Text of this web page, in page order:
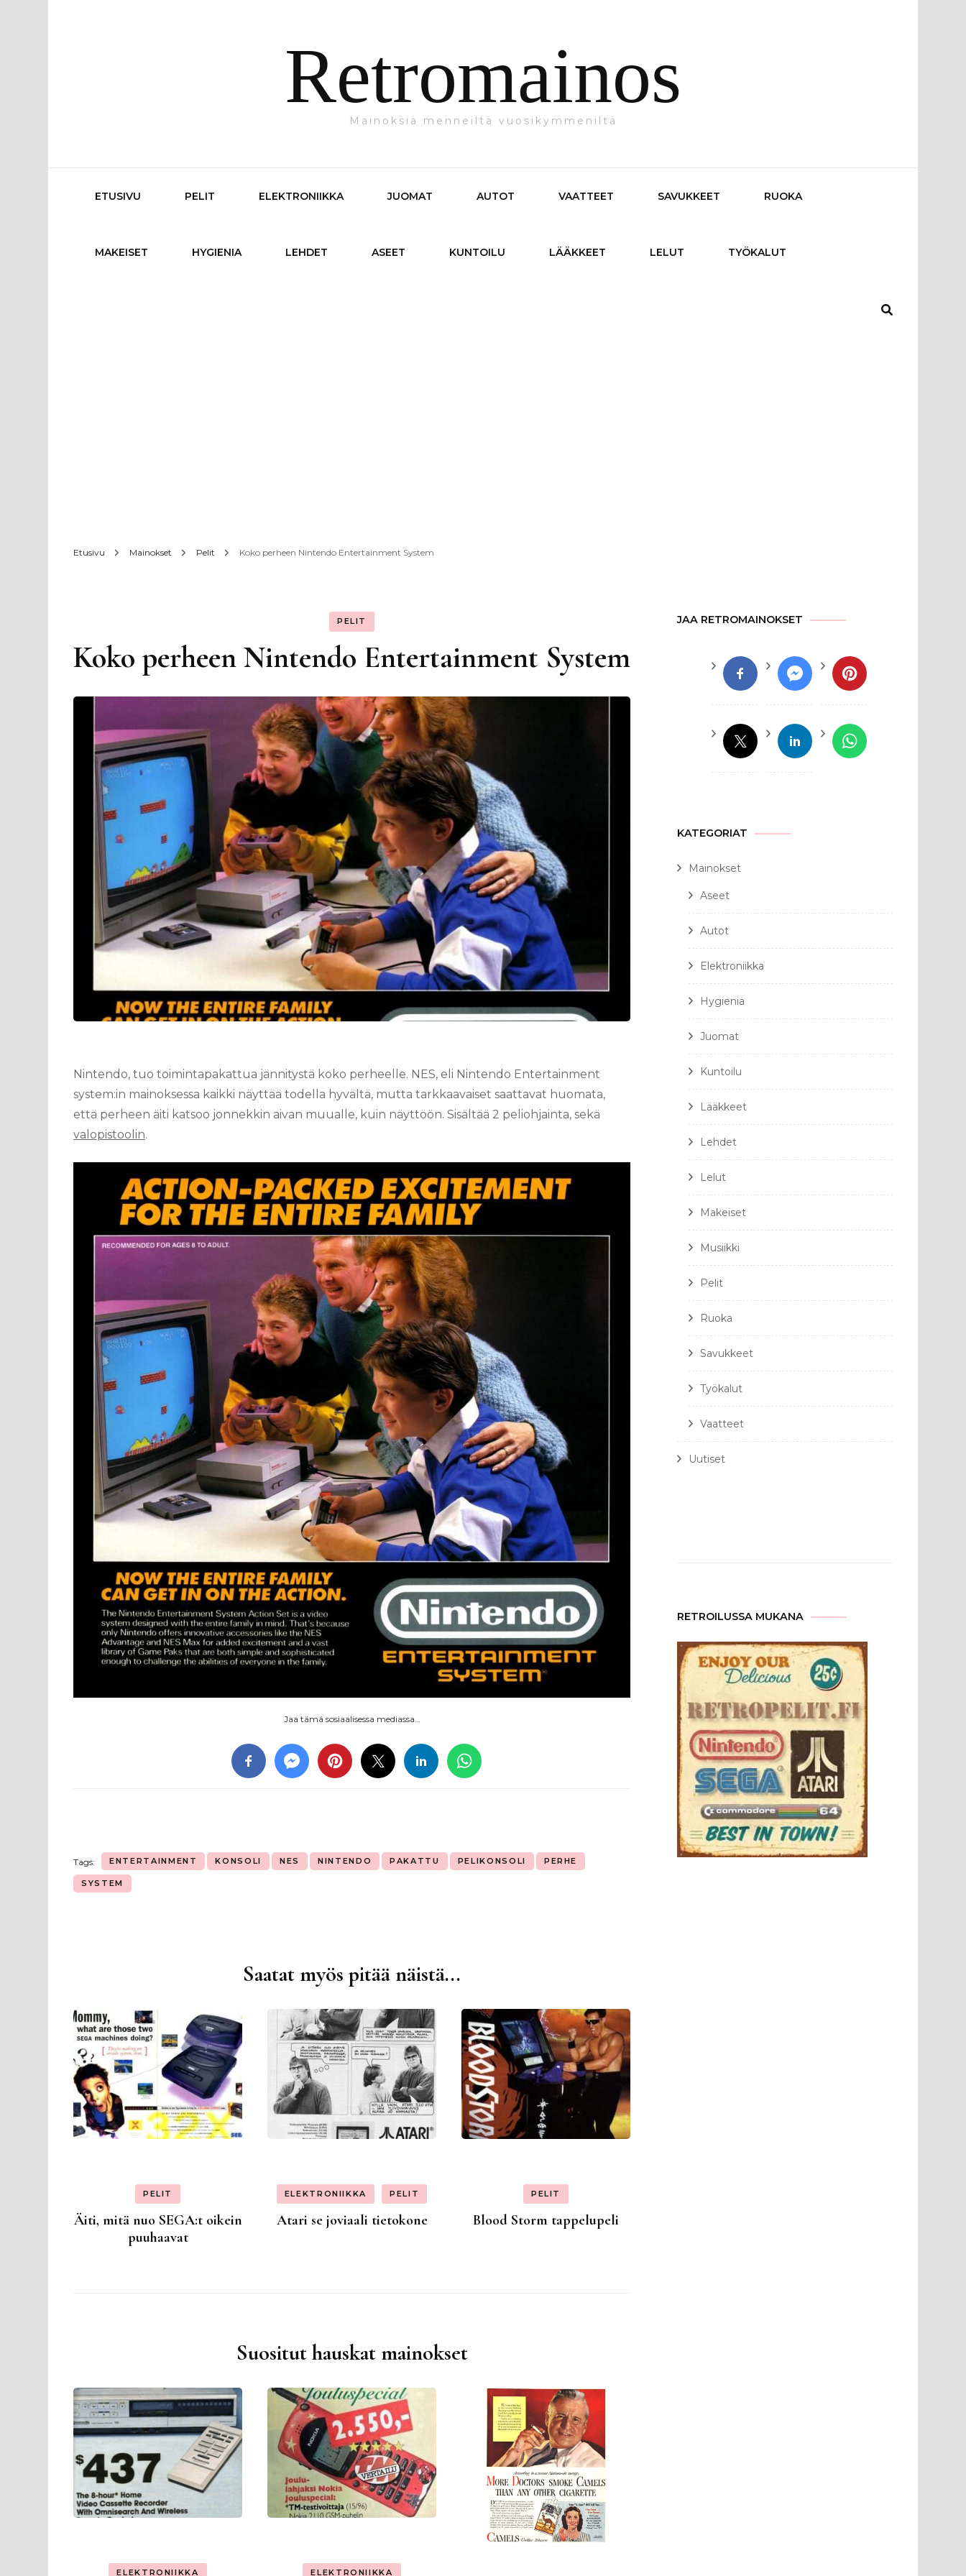
Retromainos
Mainoksia menneiltä vuosikymmeniltä
ETUSIVU PELIT ELEKTRONIIKKA JUOMAT AUTOT VAATTEET SAVUKKEET RUOKA
MAKEISET HYGIENIA LEHDET ASEET KUNTOILU LÄÄKKEET LELUT TYÖKALUT
Etusivu Mainokset Pelit Koko perheen Nintendo Entertainment System
PELIT
Koko perheen Nintendo Entertainment System
Nintendo, tuo toimintapakattua jännitystä koko perheelle. NES, eli Nintendo Entertainment
system:in mainoksessa kaikki näyttää todella hyvältä, mutta tarkkaavaiset saattavat huomata,
että perheen äiti katsoo jonnekkin aivan muualle, kuin näyttöön. Sisältää 2 peliohjainta, sekä
valopistoolin.
Jaa tämä sosiaalisessa mediassa…
Tags: ENTERTAINMENT KONSOLI NES NINTENDO PAKATTU PELIKONSOLI PERHE
SYSTEM
Saatat myös pitää näistä...
PELIT
Äiti, mitä nuo SEGA:t oikein
puuhaavat
ELEKTRONIIKKA PELIT
Atari se joviaali tietokone
PELIT
Blood Storm tappelupeli
Suositut hauskat mainokset
ELEKTRONIIKKA ELEKTRONIIKKA
JAA RETROMAINOKSET
KATEGORIAT
Mainokset
Aseet
Autot
Elektroniikka
Hygienia
Juomat
Kuntoilu
Lääkkeet
Lehdet
Lelut
Makeiset
Musiikki
Pelit
Ruoka
Savukkeet
Työkalut
Vaatteet
Uutiset
RETROILUSSA MUKANA